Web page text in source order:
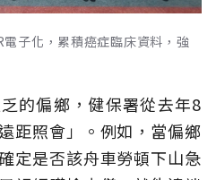
子化，累積癌症臨床資料，強
的偏鄉，健保署從去年8
距照會」。例如，當偏鄉
定是否該舟車勞頓下山急